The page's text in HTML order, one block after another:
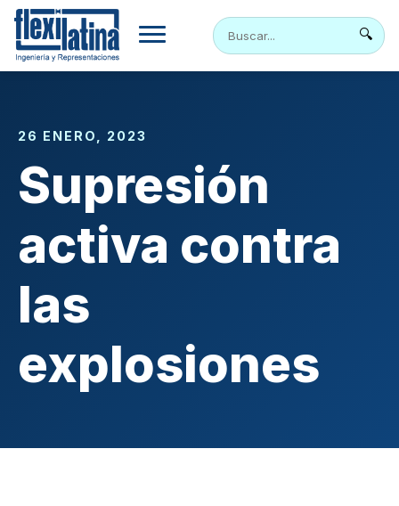
Skip
content
🔍
26 ENERO, 2023
Supresión
activa contra
las
explosiones